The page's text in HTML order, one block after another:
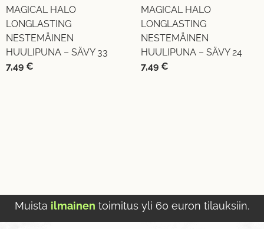
MAGICAL HALO
LONGLASTING
NESTEMÄINEN
HUULIPUNA – SÄVY 33
7,49 €
MAGICAL HALO
LONGLASTING
NESTEMÄINEN
HUULIPUNA – SÄVY 24
7,49 €
Muista ilmainen toimitus yli 60 euron tilauksiin.